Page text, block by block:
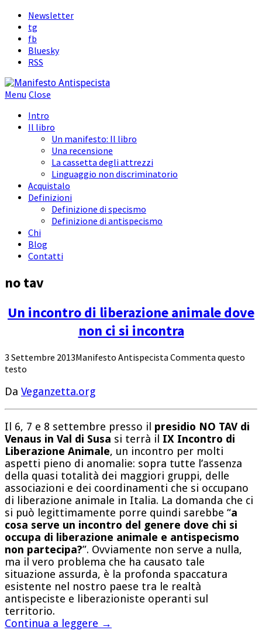
Newsletter
tg
fb
Bluesky
RSS
Menu Close
Intro
Il libro
Un manifesto: Il libro
Una recensione
La cassetta degli attrezzi
Linguaggio non discriminatorio
Acquistalo
Definizioni
Definizione di specismo
Definizione di antispecismo
Chi
Blog
Contatti
no tav
Un incontro di liberazione animale dove
non ci si incontra
3 Settembre 2013Manifesto Antispecista Commenta questo
testo
Da Veganzetta.org
Il 6, 7 e 8 settembre presso il presidio NO TAV di
Venaus in Val di Susa si terrà il IX Incontro di
Liberazione Animale, un incontro per molti
aspetti pieno di anomalie: sopra tutte l’assenza
della quasi totalità dei maggiori gruppi, delle
associazioni e dei coordinamenti che si occupano
di liberazione animale in Italia. La domanda che ci
si può legittimamente porre quindi sarebbe “a
cosa serve un incontro del genere dove chi si
occupa di liberazione animale e antispecismo
non partecipa?”. Ovviamente non serve a nulla,
ma il vero problema che ha causato tale
situazione assurda, è la profonda spaccatura
esistente nel nostro paese tra le realtà
antispeciste e liberazioniste operanti sul
territorio.
Continua a leggere →